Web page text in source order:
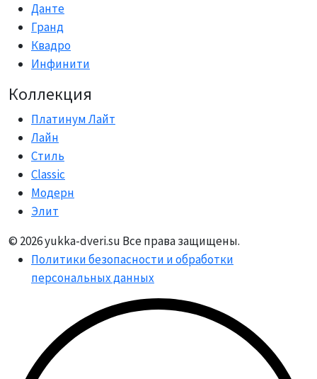
Данте
Гранд
Квадро
Инфинити
Коллекция
Платинум Лайт
Лайн
Стиль
Classic
Модерн
Элит
© 2026 yukka-dveri.su Все права защищены.
Политики безопасности и обработки
персональных данных